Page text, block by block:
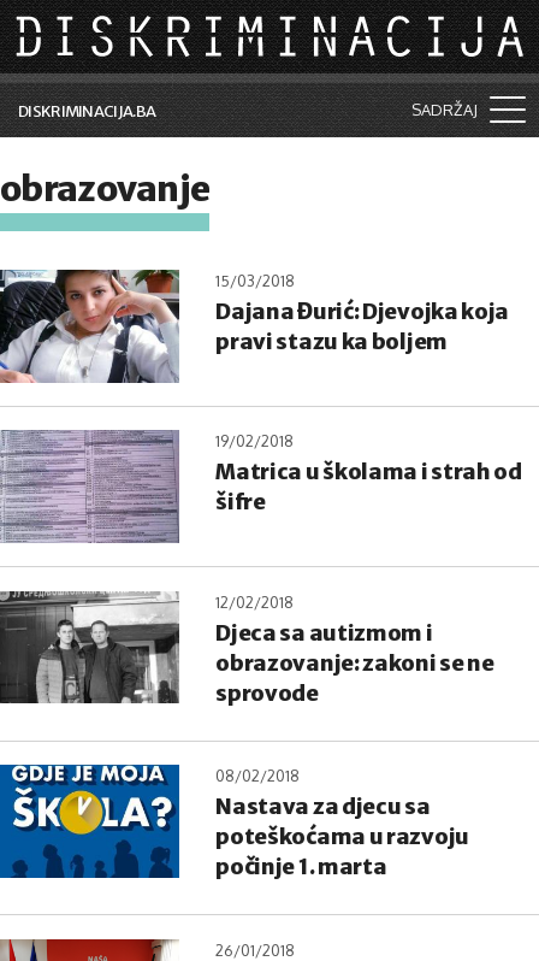
Skip to main content
DISKRIMINACIJA.BA SADRŽAJ
Vijesti i događaji
Kolumne
Lične priče
Saradnja sa medijima
Pretraga
obrazovanje
15/03/2018
Dajana Đurić: Djevojka koja
pravi stazu ka boljem
19/02/2018
Matrica u školama i strah od
šifre
12/02/2018
Djeca sa autizmom i
obrazovanje: zakoni se ne
sprovode
08/02/2018
Nastava za djecu sa
poteškoćama u razvoju
počinje 1. marta
26/01/2018